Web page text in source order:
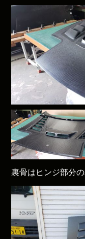
裏骨はヒンジ部分